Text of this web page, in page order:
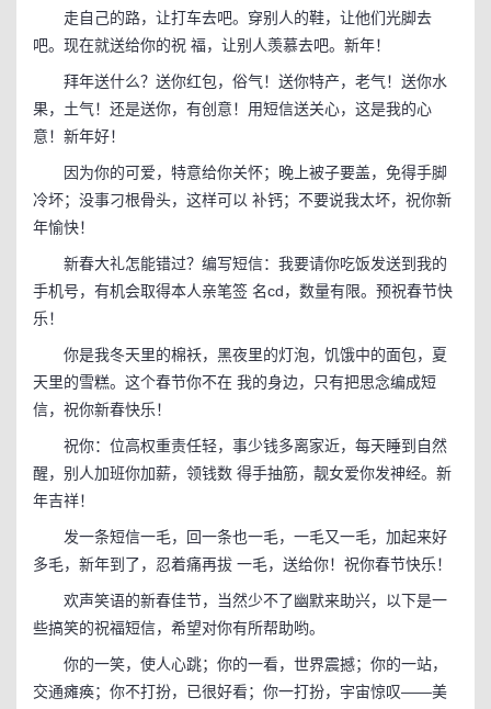
走自己的路，让打车去吧。穿别人的鞋，让他们光脚去
吧。现在就送给你的祝 福，让别人羡慕去吧。新年！
拜年送什么？送你红包，俗气！送你特产，老气！送你水
果，土气！还是送你，有创意！用短信送关心，这是我的心
意！新年好！
因为你的可爱，特意给你关怀；晚上被子要盖，免得手脚
冷坏；没事刁根骨头，这样可以 补钙；不要说我太坏，祝你新
年愉快！
新春大礼怎能错过？编写短信：我要请你吃饭发送到我的
手机号，有机会取得本人亲笔签 名cd，数量有限。预祝春节快
乐！
你是我冬天里的棉袄，黑夜里的灯泡，饥饿中的面包，夏
天里的雪糕。这个春节你不在 我的身边，只有把思念编成短
信，祝你新春快乐！
祝你：位高权重责任轻，事少钱多离家近，每天睡到自然
醒，别人加班你加薪，领钱数 得手抽筋，靓女爱你发神经。新
年吉祥！
发一条短信一毛，回一条也一毛，一毛又一毛，加起来好
多毛，新年到了，忍着痛再拔 一毛，送给你！祝你春节快乐！
欢声笑语的新春佳节，当然少不了幽默来助兴，以下是一
些搞笑的祝福短信，希望对你有所帮助哟。
你的一笑，使人心跳；你的一看，世界震撼；你的一站，
交通瘫痪；你不打扮，已很好看；你一打扮，宇宙惊叹——美